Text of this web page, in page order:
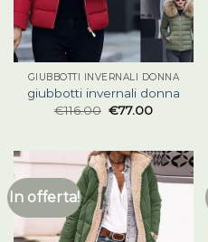
GIUBBOTTI INVERNALI DONNA
giubbotti invernali donna
€116.00 €77.00
In offerta!